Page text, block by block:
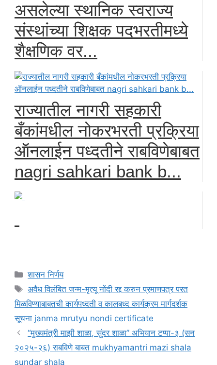
असलेल्या स्थानिक स्वराज्य
संस्थांच्या शिक्षक पदभरतीमध्ये
शैक्षणिक वर...
राज्यातील नागरी सहकारी
बँकांमधील नोकरभरती प्रक्रिया
ऑनलाईन पध्दतीने राबविणेबाबत
nagri sahkari bank b...
Categories
शासन निर्णय
Tags
अवैध विलंबित जन्म-मृत्यू नोंदी रद्द करुन प्रमाणपत्र परत
मिळविण्याबाबतची कार्यपध्दती व कालबध्द कार्यक्रम मार्गदर्शक
सूचना janma mrutyu nondi certificate
“मुख्यमंत्री माझी शाळा, सुंदर शाळा” अभियान टप्पा-३ (सन
२०२५-२६) राबविणे बाबत mukhyamantri mazi shala
sundar shala